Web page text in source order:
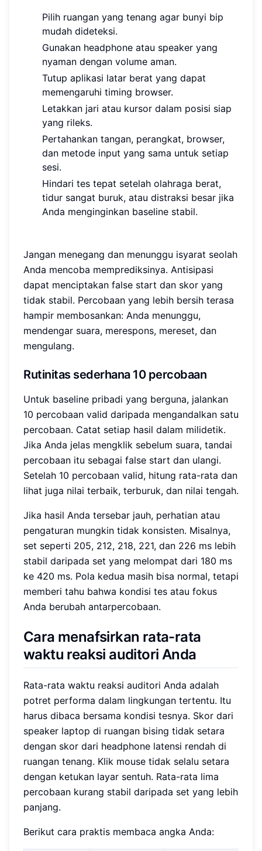
Pilih ruangan yang tenang agar bunyi bip
mudah dideteksi.
Gunakan headphone atau speaker yang
nyaman dengan volume aman.
Tutup aplikasi latar berat yang dapat
memengaruhi timing browser.
Letakkan jari atau kursor dalam posisi siap
yang rileks.
Pertahankan tangan, perangkat, browser,
dan metode input yang sama untuk setiap
sesi.
Hindari tes tepat setelah olahraga berat,
tidur sangat buruk, atau distraksi besar jika
Anda menginginkan baseline stabil.
Jangan menegang dan menunggu isyarat seolah
Anda mencoba memprediksinya. Antisipasi
dapat menciptakan false start dan skor yang
tidak stabil. Percobaan yang lebih bersih terasa
hampir membosankan: Anda menunggu,
mendengar suara, merespons, mereset, dan
mengulang.
Rutinitas sederhana 10 percobaan
Untuk baseline pribadi yang berguna, jalankan
10 percobaan valid daripada mengandalkan satu
percobaan. Catat setiap hasil dalam milidetik.
Jika Anda jelas mengklik sebelum suara, tandai
percobaan itu sebagai false start dan ulangi.
Setelah 10 percobaan valid, hitung rata-rata dan
lihat juga nilai terbaik, terburuk, dan nilai tengah.
Jika hasil Anda tersebar jauh, perhatian atau
pengaturan mungkin tidak konsisten. Misalnya,
set seperti 205, 212, 218, 221, dan 226 ms lebih
stabil daripada set yang melompat dari 180 ms
ke 420 ms. Pola kedua masih bisa normal, tetapi
memberi tahu bahwa kondisi tes atau fokus
Anda berubah antarpercobaan.
Cara menafsirkan rata-rata
waktu reaksi auditori Anda
Rata-rata waktu reaksi auditori Anda adalah
potret performa dalam lingkungan tertentu. Itu
harus dibaca bersama kondisi tesnya. Skor dari
speaker laptop di ruangan bising tidak setara
dengan skor dari headphone latensi rendah di
ruangan tenang. Klik mouse tidak selalu setara
dengan ketukan layar sentuh. Rata-rata lima
percobaan kurang stabil daripada set yang lebih
panjang.
Berikut cara praktis membaca angka Anda: